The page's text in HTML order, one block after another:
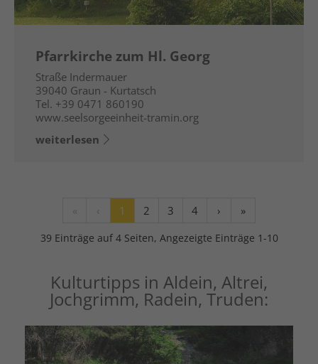
Pfarrkirche zum Hl. Georg
Straße Indermauer
39040 Graun - Kurtatsch
Tel. +39 0471 860190
www.seelsorgeeinheit-tramin.org
weiterlesen
« ‹ 1 2 3 4 › »
39 Einträge auf 4 Seiten, Angezeigte Einträge 1-10
Kulturtipps in Aldein, Altrei,
Jochgrimm, Radein, Truden: